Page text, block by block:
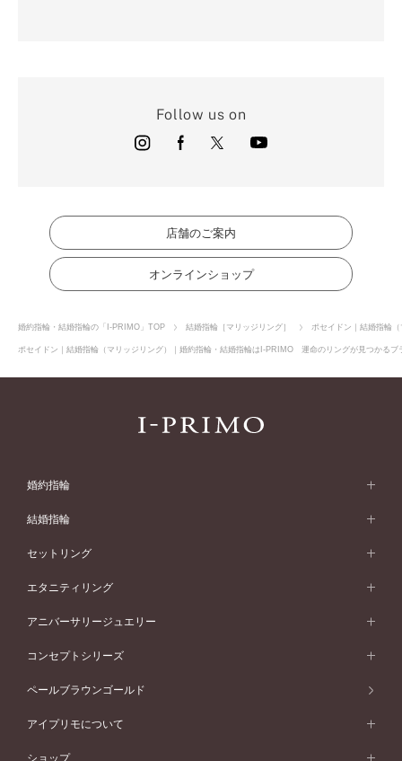
Follow us on
店舗のご案内
オンラインショップ
婚約指輪・結婚指輪の「I-PRIMO」TOP 結婚指輪［マリッジリング］ ポセイドン｜結婚指輪
ポセイドン｜結婚指輪（マリッジリング）｜婚約指輪・結婚指輪はI-PRIMO 運命のリングが見つかる
婚約指輪
婚約指輪 (エンゲージリング)
婚約指輪一覧
ピンクゴールド
ペールブラウンゴールド
ウェーブライン
V字ライン
ワンサイドメレ
ダブルサイドメレ
シンプル
フェミニン
モード
50万円台～
40万円台～
結婚指輪
結婚指輪 (マリッジリング)
結婚指輪一覧
ピンクゴールド
ペールブラウンゴールド
ウェーブライン
V字ライン
ワンメレ
セベラルメレ
シンプル
セットリング
セットリング
セットリング一覧
ピンクゴールド
ペールブラウンゴールド
エタニティリング
エタニティリング
エタニティリング一覧
アニバーサリージュエリー
アニバーサリージュエリー
アニバーサリージュエリー一覧
コンセプトシリーズ
コンセプトシリーズ
オリジンビリーフ
ペールブラウンゴールド
アイプリモについて
アイプリモについて
ショップ